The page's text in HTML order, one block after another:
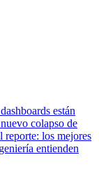
están
colapso de
reporte: los mejores
entienden